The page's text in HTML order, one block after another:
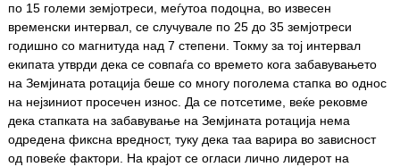
по 15 големи земјотреси, меѓутоа подоцна, во извесен
временски интервал, се случувале по 25 до 35 земјотреси
годишно со магнитуда над 7 степени. Токму за тој интервал
екипата утврди дека се совпаѓа со времето кога забавувањето
на Земјината ротација беше со многу поголема стапка во однос
на нејзиниот просечен износ. Да се потсетиме, веќе рековме
дека стапката на забавување на Земјината ротација нема
одредена фиксна вредност, туку дека таа варира во зависност
од повеќе фактори. На крајот се огласи лично лидерот на